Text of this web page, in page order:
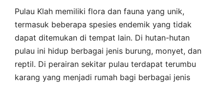
Pulau Klah memiliki flora dan fauna yang unik,
termasuk beberapa spesies endemik yang tidak
dapat ditemukan di tempat lain. Di hutan-hutan
pulau ini hidup berbagai jenis burung, monyet, dan
reptil. Di perairan sekitar pulau terdapat terumbu
karang yang menjadi rumah bagi berbagai jenis